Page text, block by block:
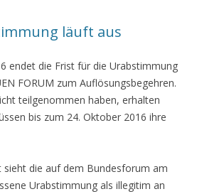
läuft aus
endet die Frist für die Urabstimmung
FORUM zum Auflösungsbegehren.
teilgenommen haben, erhalten
bis zum 24. Oktober 2016 ihre
sieht die auf dem Bundesforum am
Urabstimmung als illegitim an